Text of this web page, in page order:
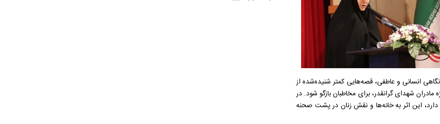
انسانی و عاطفی، قصه‌هایی کمتر شنیده‌شده از
شهدای گرانقدر، برای مخاطبان بازگو شود. در
این اثر به خانه‌ها و نقش زنان در پشت صحنه